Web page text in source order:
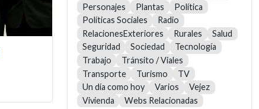
Personajes
Plantas
Política
Políticas Sociales
Radio
RelacionesExteriores
Rurales
Salud
Seguridad
Sociedad
Tecnología
Trabajo
Tránsito / Viales
Transporte
Turismo
TV
Un día como hoy
Varios
Vejez
Vivienda
Webs Relacionadas